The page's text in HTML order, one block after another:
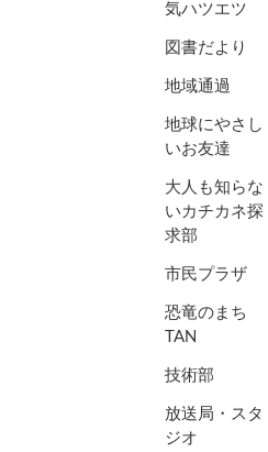
気ハツエツ
図書だより
地域通過
地球にやさし
いお友達
大人も知らな
いカチカネ探
求部
市民プラザ
恐竜のまち
TAN
技術部
放送局・スタ
ジオ